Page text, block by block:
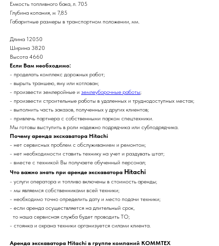
Емкость топливного бака, л. 705
Глубина копания, м 7,85
Габаритные размеры в транспортном положении, мм.
Длина 12050
Ширина 3820
Высота 4660
Если Вам необходимо:
- проделать комплекс дорожных работ;
- вырыть траншею, яму или котлован;
- произвести землеройные и землеуборочные работы;
- произвести строительные работы в удаленных и труднодоступных меcтах;
- выполнить часть заказов, полученных у других клиентов;
- привлечь партнера с собственными парком спецтехники.
Мы готовы выступить в роли надежно подрядчика или субподрядчика.
Почему аренда экскаватора Hitachi
- нет сервисных проблем с обслуживанием и ремонтом;
- нет необходимости ставить технику на учет и раздувать штат;
- вместе с техникой Вы получаете обученный персонал;
Что важно знать при аренде экскаватора Hitachi
- услуги оператора и топливо включены в стоимость аренды;
- мы являемся собственниками всей техники;
- необходимо точно определить дату и место подачи техники;
- если аренда осуществляется на длительный срок,
то наша сервисная служба будет проводить ТО;
- стоянка и охрана техники организуется силами клиента.
Аренда экскаватора Hitachi в группе компаний КОММТЕХ